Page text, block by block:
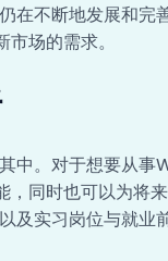
在不断地发展和完
场的需求。
中。对于想要从事
，同时也可以为将
及实习岗位与就业